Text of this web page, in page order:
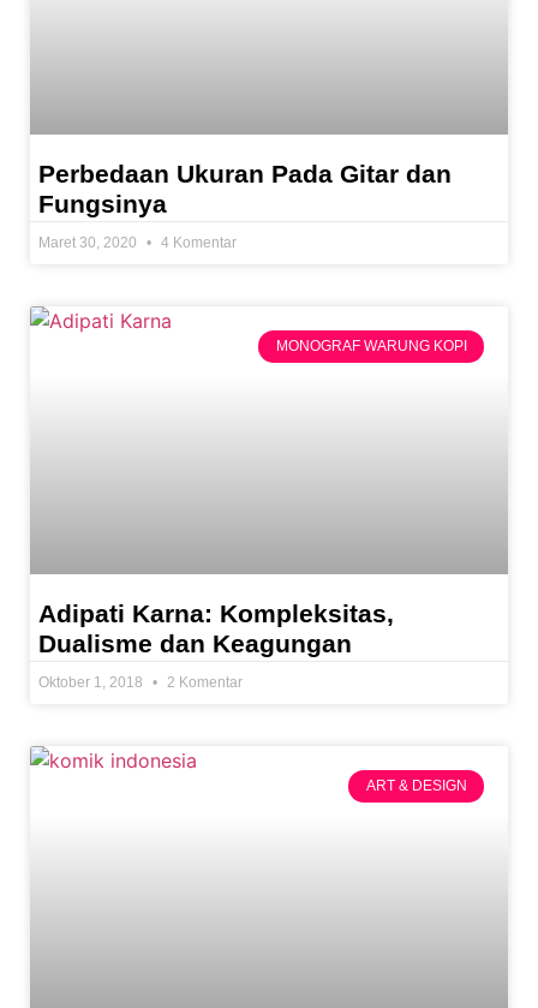
Perbedaan Ukuran Pada Gitar dan
Fungsinya
Maret 30, 2020 4 Komentar
MONOGRAF WARUNG KOPI
Adipati Karna: Kompleksitas,
Dualisme dan Keagungan
Oktober 1, 2018 2 Komentar
ART & DESIGN